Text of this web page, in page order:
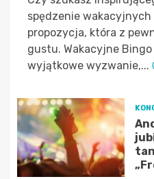
spędzenie
propozycja, która z
gustu. Wakacyjne
wyjątkowe wyzwanie,...